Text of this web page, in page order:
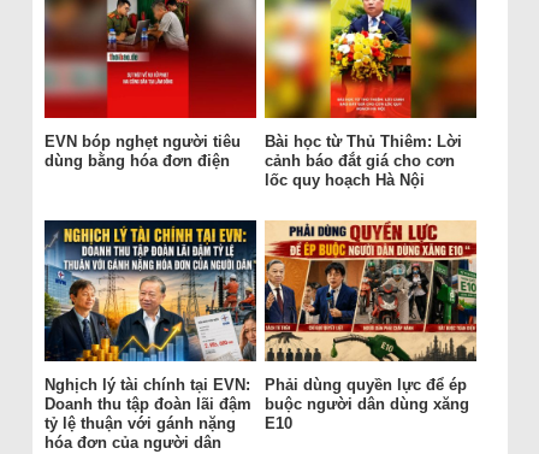
EVN bóp nghẹt người tiêu
dùng bằng hóa đơn điện
Bài học từ Thủ Thiêm: Lời
cảnh báo đắt giá cho cơn
lốc quy hoạch Hà Nội
Nghịch lý tài chính tại EVN:
Doanh thu tập đoàn lãi đậm
tỷ lệ thuận với gánh nặng
hóa đơn của người dân
Phải dùng quyền lực để ép
buộc người dân dùng xăng
E10